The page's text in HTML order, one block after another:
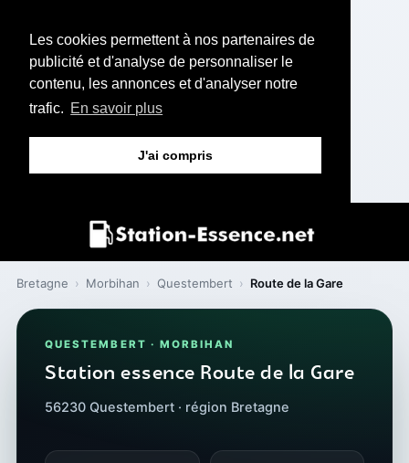
Les cookies permettent à nos partenaires de
publicité et d'analyse de personnaliser le
contenu, les annonces et d'analyser notre
trafic. En savoir plus
J'ai compris
Bretagne › Morbihan › Questembert › Route de la Gare
QUESTEMBERT · MORBIHAN
Station essence Route de la Gare
56230 Questembert · région Bretagne